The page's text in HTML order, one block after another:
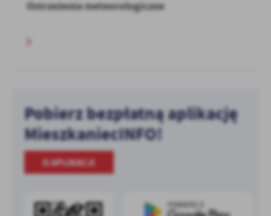
Ostrzeżenia meteorologiczne
Pobierz bezpłatną aplikację
MieszkaniecINFO!
O APLIKACJI